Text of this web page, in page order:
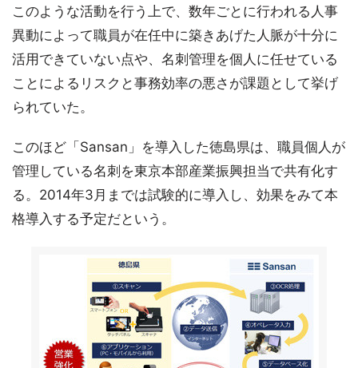
このような活動を行う上で、数年ごとに行われる人事
異動によって職員が在任中に築きあげた人脈が十分に
活用できていない点や、名刺管理を個人に任せている
ことによるリスクと事務効率の悪さが課題として挙げ
られていた。
このほど「Sansan」を導入した徳島県は、職員個人が
管理している名刺を東京本部産業振興担当で共有化す
る。2014年3月までは試験的に導入し、効果をみて本
格導入する予定だという。